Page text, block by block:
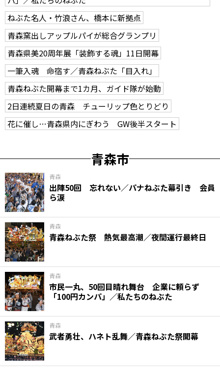
ねぶた名人・竹浪さん、橋本に新拠点
青森窯出しアップルパイが総合グランプリ
青森県美20周年展「装飾する魂」11日開幕
一筆入魂 命宿す／青森ねぶた「目入れ」
青森ねぶた開幕まで1カ月、ガイド隊が始動
2日連続夏日の青森 チューリップ色とりどり
花に催し…青森県内にぎわう GW後半スタート
青森市
青森
出陣50回 忘れない／パナねぶた幕引き 会員
ら涙
青森
青森ねぶた祭 熱気最高潮／夜間運行最終日
青森
市民一丸、50回目晴れ舞台 企業に頼らず
「100円カンパ」／私たちのねぶた
青森
武者勇壮、ハネト乱舞／青森ねぶた祭開幕